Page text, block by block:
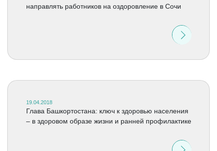
направлять работников на оздоровление в Сочи
19.04.2018
Глава Башкортостана: ключ к здоровью населения
– в здоровом образе жизни и ранней профилактике